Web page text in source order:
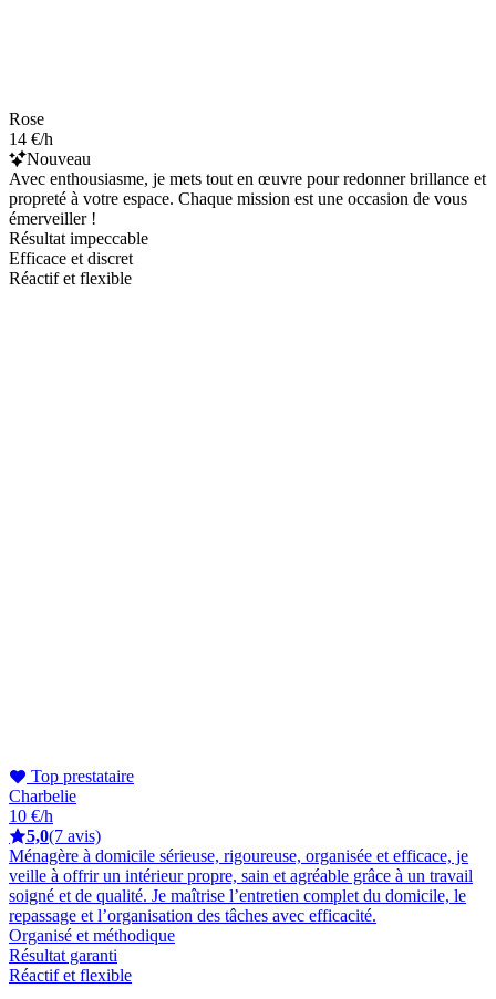
Rose
14 €/h
Nouveau
Avec enthousiasme, je mets tout en œuvre pour redonner brillance et
propreté à votre espace. Chaque mission est une occasion de vous
émerveiller !
Résultat impeccable
Efficace et discret
Réactif et flexible
Top prestataire
Charbelie
10 €/h
5,0(7 avis)
Ménagère à domicile sérieuse, rigoureuse, organisée et efficace, je
veille à offrir un intérieur propre, sain et agréable grâce à un travail
soigné et de qualité. Je maîtrise l’entretien complet du domicile, le
repassage et l’organisation des tâches avec efficacité.
Organisé et méthodique
Résultat garanti
Réactif et flexible